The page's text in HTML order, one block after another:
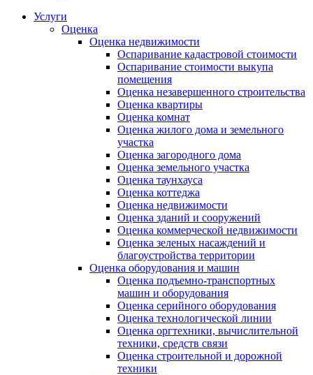
Услуги
Оценка
Оценка недвижимости
Оспаривание кадастровой стоимости
Оспаривание стоимости выкупа
помещения
Оценка незавершенного строительства
Оценка квартиры
Оценка комнат
Оценка жилого дома и земельного
участка
Оценка загородного дома
Оценка земельного участка
Оценка таунхауса
Оценка коттеджа
Оценка недвижимости
Оценка зданий и сооружений
Оценка коммерческой недвижимости
Оценка зеленых насаждений и
благоустройства территории
Оценка оборудования и машин
Оценка подъемно-транспортных
машин и оборудования
Оценка серийного оборудования
Оценка технологической линии
Оценка оргтехники, вычислительной
техники, средств связи
Оценка строительной и дорожной
техники